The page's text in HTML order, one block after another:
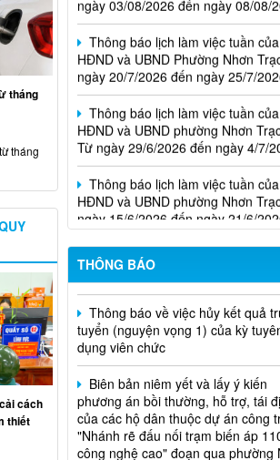
Thông báo lịch làm việc tuần của
HĐND và UBND Phường Nhơn
ngày 20/7/2026 đến ngày 25/7/
Thông báo lịch làm việc tuần của
HĐND và UBND phường Nhơn
Từ ngày 29/6/2026 đến ngày 4/7/
Thông báo lịch làm việc tuần của
HĐND và UBND phường Nhơn
ngày 15/6/2026 đến ngày 21/6/2026
Thông báo lịch tiếp công dân của
khu phố trên địa bàn phường Nhơn
Trạch năm 2026
THÔNG BÁO
Niêm yết phương án bồi thường,
trợ, tái định cư
Thông báo về việc hủy kết quả
tuyển (nguyện vọng 1) của kỳ
dụng viên chức
Biên bản niêm yết và lấy ý kiến
phương án bồi thường, hỗ trợ, tái
của các hộ dân thuộc dự án công
"Nhánh rẽ đấu nối trạm biến áp
công nghệ cao" đoạn qua phường
Trạch, thành phố Đồng Nai
tháng
tháng
cách
thiết